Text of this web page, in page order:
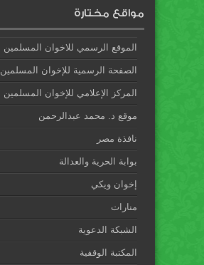
مواقع مختارة
الموقع الرسمي للاخوان المسلمين
الصفحة الرسمية للإخوان المسلمين
المركز الإعلامي للإخوان المسلمين
موقع د. محمد عبدالرحمن
نافذة مصر
بوابة الحرية والعدالة
إخوان ويكي
منارات
الشبكة الدعوية
المكتبة الوقفية